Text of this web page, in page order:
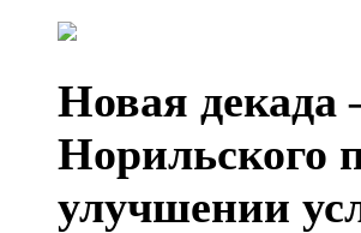
Новая декада
Норильского
улучшении